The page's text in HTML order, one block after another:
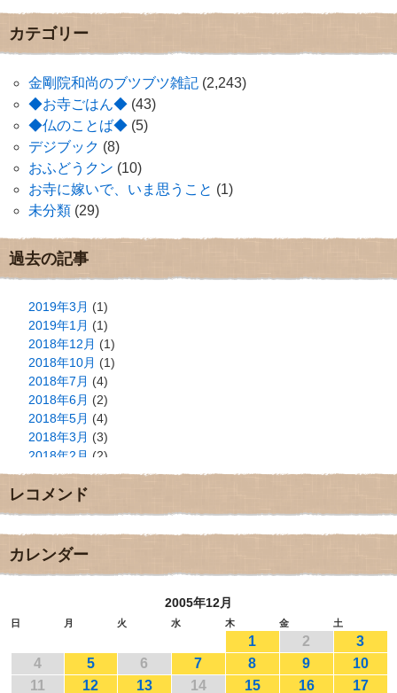
カテゴリー
金剛院和尚のブツブツ雑記 (2,243)
◆お寺ごはん◆ (43)
◆仏のことば◆ (5)
デジブック (8)
おふどうクン (10)
お寺に嫁いで、いま思うこと (1)
未分類 (29)
過去の記事
2019年3月 (1)
2019年1月 (1)
2018年12月 (1)
2018年10月 (1)
2018年7月 (4)
2018年6月 (2)
2018年5月 (4)
2018年3月 (3)
2018年2月 (2)
2018年1月(2)
2017年12月
2017年11月(3)
2017年9月
2017年8月
2017年5月
2017年3月(1)
2017年2月(1)
レコメンド
カレンダー
2005年12月
日 月 火 水 木 金 土
1 2
3
4
5 6 7 8 9
10
11
12 13 14 15 16 17